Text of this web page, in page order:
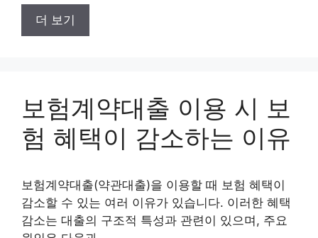
더 보기
보험계약대출 이용 시 보
험 혜택이 감소하는 이유
보험계약대출(약관대출)을 이용할 때 보험 혜택이
감소할 수 있는 여러 이유가 있습니다. 이러한 혜택
감소는 대출의 구조적 특성과 관련이 있으며, 주요